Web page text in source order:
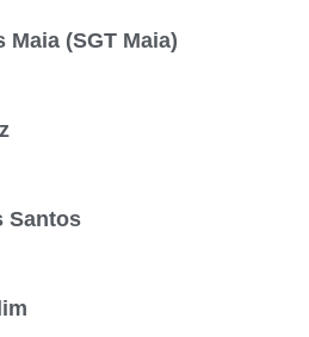
(SGT Maia)
Santos